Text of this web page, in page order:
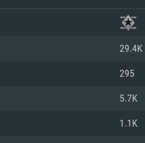
29.4K
295
5.7K
1.1K